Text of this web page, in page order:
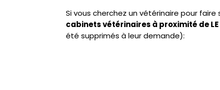
Si vous cherchez un vétérinaire pour
cabinets vétérinaires à proximité de LE
été supprimés à leur demande):